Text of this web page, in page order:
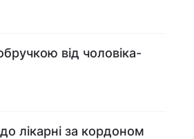
від чоловіка-
лікарні за кордоном